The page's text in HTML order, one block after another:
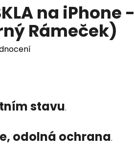
na iPhone -
Rámeček)
stavu.
odolná ochrana.